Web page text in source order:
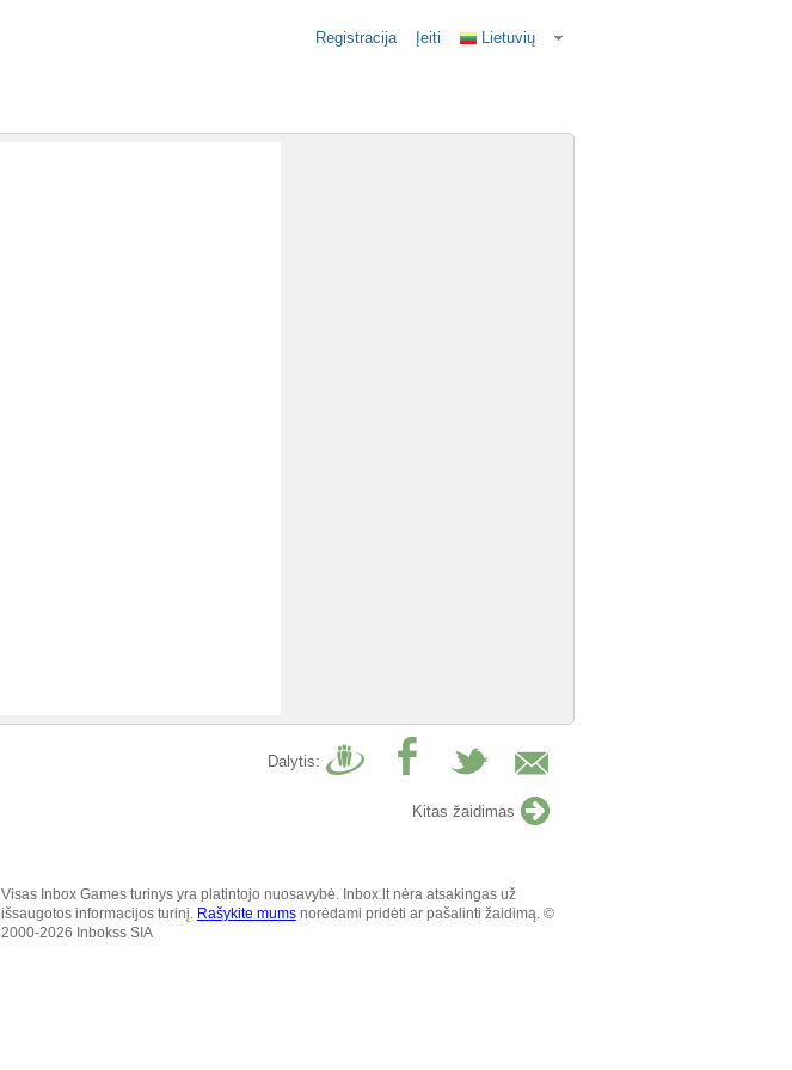
Registracija Įeiti Lietuvių
Dalytis:
Kitas žaidimas
Visas Inbox Games turinys yra platintojo nuosavybė. Inbox.lt nėra atsakingas už
išsaugotos informacijos turinį. Rašykite mumsnorėdami pridėti ar pašalinti žaidimą. ©
2000-2026 Inbokss SIA